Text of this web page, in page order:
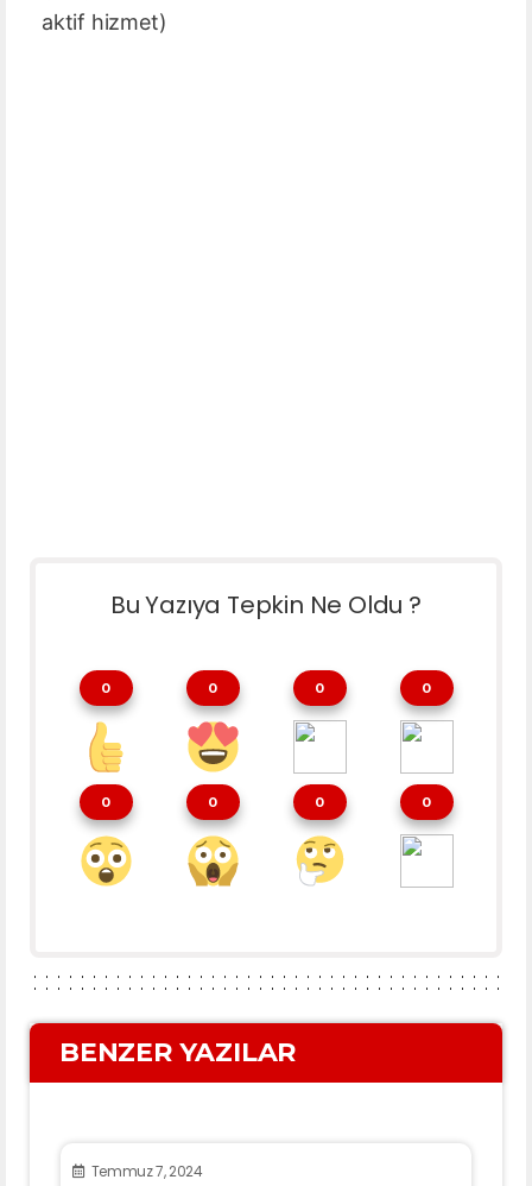
aktif hizmet)
Bu Yazıya Tepkin Ne Oldu ?
0 0 0 0
0 0 0 0
BENZER YAZILAR
Temmuz 7, 2024